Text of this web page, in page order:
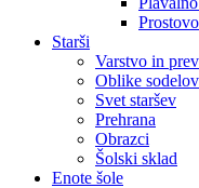
Starši
Varstvo in
Oblike
Svet staršev
Prehrana
Obrazci
Šolski sklad
Enote šole